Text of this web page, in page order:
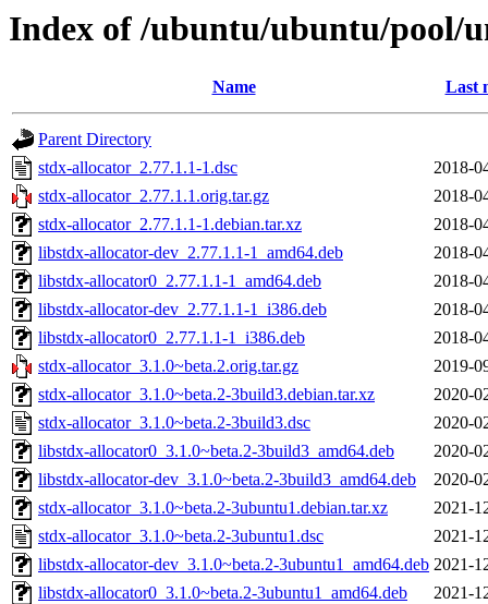
Index of /ubuntu/ubuntu/pool/
Name Last
Parent Directory
stdx-allocator_2.77.1.1-1.dsc
2018-
stdx-allocator_2.77.1.1.orig.tar.gz
2018-
stdx-allocator_2.77.1.1-1.debian.tar.xz
2018-
libstdx-allocator-dev_2.77.1.1-1_amd64.deb
2018-
libstdx-allocator0_2.77.1.1-1_amd64.deb
2018-
libstdx-allocator-dev_2.77.1.1-1_i386.deb
2018-
libstdx-allocator0_2.77.1.1-1_i386.deb
2018-
stdx-allocator_3.1.0~beta.2.orig.tar.gz
2019-
stdx-allocator_3.1.0~beta.2-3build3.debian.tar.xz
2020-
stdx-allocator_3.1.0~beta.2-3build3.dsc
2020-
libstdx-allocator0_3.1.0~beta.2-3build3_amd64.deb
2020-
libstdx-allocator-dev_3.1.0~beta.2-3build3_amd64.deb
2020-
stdx-allocator_3.1.0~beta.2-3ubuntu1.debian.tar.xz
2021-
stdx-allocator_3.1.0~beta.2-3ubuntu1.dsc
2021-
libstdx-allocator-dev_3.1.0~beta.2-3ubuntu1_amd64.deb 2021-
libstdx-allocator0_3.1.0~beta.2-3ubuntu1_amd64.deb
2021-